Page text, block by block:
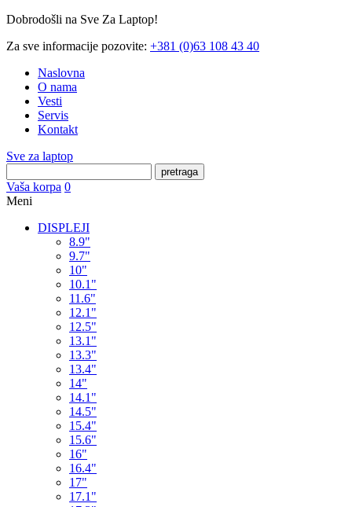
Dobrodošli na Sve Za Laptop!
Za sve informacije pozovite: +381 (0)63 108 43 40
Naslovna
O nama
Vesti
Servis
Kontakt
Sve za laptop
pretraga
Vaša korpa 0
Meni
DISPLEJI
8.9"
9.7"
10"
10.1"
11.6"
12.1"
12.5"
13.1"
13.3"
13.4"
14"
14.1"
14.5"
15.4"
15.6"
16"
16.4"
17"
17.1"